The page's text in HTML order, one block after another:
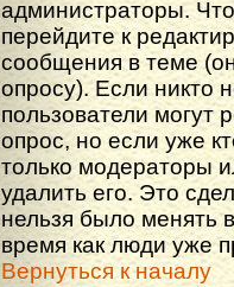
администраторы.
перейдите к
сообщения в теме
опросу). Если никто
пользователи могут
опрос, но если уже
только модераторы
удалить его. Это
нельзя было менять
время как люди уже
Вернуться к началу